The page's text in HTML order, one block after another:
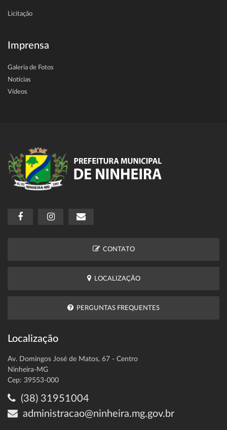
Licitação
Imprensa
Galeria de Fotos
Notícias
Vídeos
CONTATO
LOCALIZAÇÃO
PERGUNTAS FREQUENTES
Localização
Av. Domingos José de Matos, 67 - Centro
Ninheira-MG
Cep: 39553-000
(38) 31951004
administracao@ninheira.mg.gov.br